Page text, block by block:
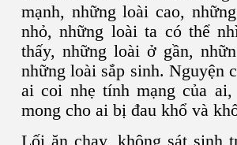
mạnh, những loài cao,
nhỏ, những loài ta có thể
thấy, những loài ở gần,
những loài sắp sinh. Nguyện
ai coi nhẹ tính mạng của
mong cho ai bị đau khổ và
Lối ăn chay, không sát sinh